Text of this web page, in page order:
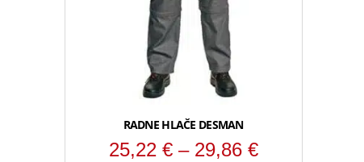
RADNE HLAČE DESMAN
25,22 € – 29,86 €Raspon